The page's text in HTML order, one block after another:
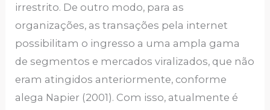
irrestrito. De outro modo, para as
organizações, as transações pela internet
possibilitam o ingresso a uma ampla gama
de segmentos e mercados viralizados, que não
eram atingidos anteriormente, conforme
alega Napier (2001). Com isso, atualmente é